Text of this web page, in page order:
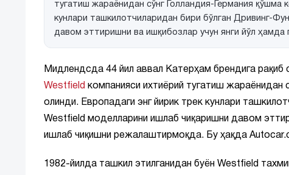
тугатиш жараёнидан сўнг Голландия-Германия
кунлари ташкилотчиларидан бири бўлган Дривинг-
давом эттиришни ва ишқибозлар учун янги йўл
Мидлендсда 44 йил аввал Катерҳам брендига рақиб
Westfield компанияси ихтиёрий тугатиш жараёнидан
олинди. Европадаги энг йирик трек кунлари
Westfield моделларини ишлаб чиқаришни давом
ишлаб чиқишни режалаштирмоқда. Бу ҳақда
1982-йилда ташкил этилганидан буён Westfield